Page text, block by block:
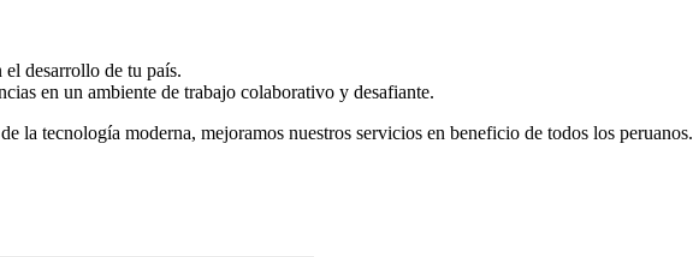
desarrollo de tu país.
en un ambiente de trabajo colaborativo y desafiante.
la tecnología moderna, mejoramos nuestros servicios en beneficio de todos los peruanos.